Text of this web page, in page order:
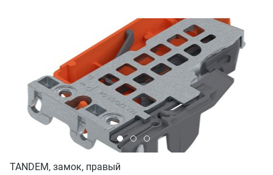
TANDEM, замок, правый